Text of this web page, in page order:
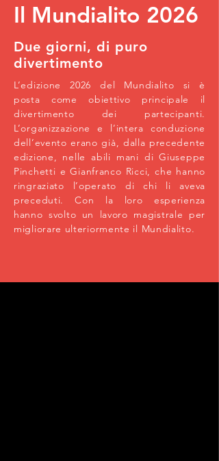
Il Mundialito 2026
Due giorni, di puro
divertimento
L’edizione 2026 del Mundialito si è
posta come obiettivo principale il
divertimento dei partecipanti.
L’organizzazione e l’intera conduzione
dell’evento erano già, dalla precedente
edizione, nelle abili mani di Giuseppe
Pinchetti e Gianfranco Ricci, che hanno
ringraziato l’operato di chi li aveva
preceduti. Con la loro esperienza
hanno svolto un lavoro magistrale per
migliorare ulteriormente il Mundialito.